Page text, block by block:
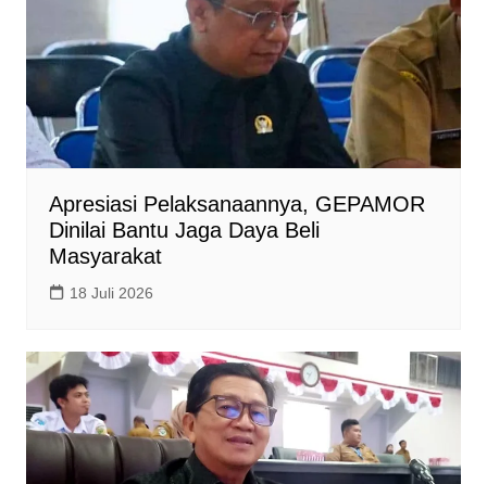
Apresiasi Pelaksanaannya, GEPAMOR
Dinilai Bantu Jaga Daya Beli
Masyarakat
18 Juli 2026